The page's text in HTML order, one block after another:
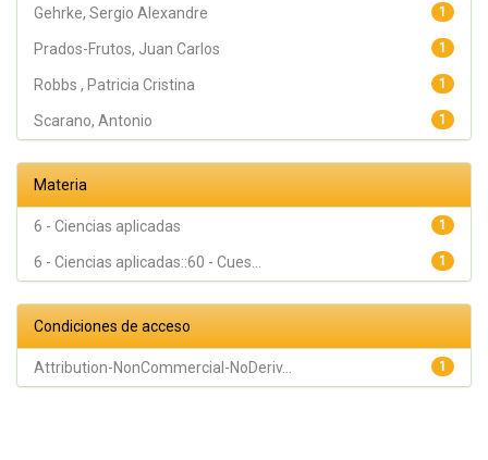
1
Gehrke, Sergio Alexandre
1
Prados-Frutos, Juan Carlos
1
Robbs , Patricia Cristina
1
Scarano, Antonio
Materia
1
6 - Ciencias aplicadas
1
6 - Ciencias aplicadas::60 - Cues...
Condiciones de acceso
1
Attribution-NonCommercial-NoDeriv...